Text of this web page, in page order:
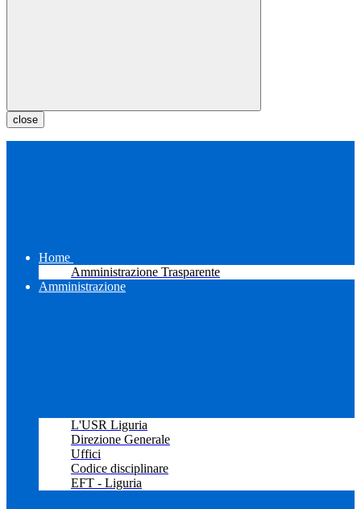
close
Home
Amministrazione Trasparente
Amministrazione
L'USR Liguria
Direzione Generale
Uffici
Codice disciplinare
EFT - Liguria